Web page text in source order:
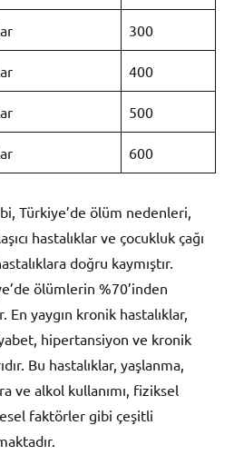
300
400
500
600
Türkiye’de ölüm nedenleri,
hastalıklar ve çocukluk çağı
doğru kaymıştır.
ölümlerin %70’inden
En yaygın kronik hastalıklar,
hipertansiyon ve kronik
Bu hastalıklar, yaşlanma,
ve alkol kullanımı, fiziksel
faktörler gibi çeşitli